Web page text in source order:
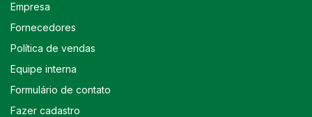
Empresa
Fornecedores
Política de vendas
Equipe interna
Formulário de contato
Fazer cadastro